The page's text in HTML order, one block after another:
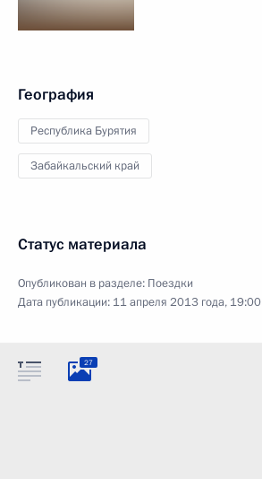
География
Республика Бурятия
Забайкальский край
Статус материала
Опубликован в разделе: Поездки
Дата публикации: 11 апреля 2013 года, 19:00
27